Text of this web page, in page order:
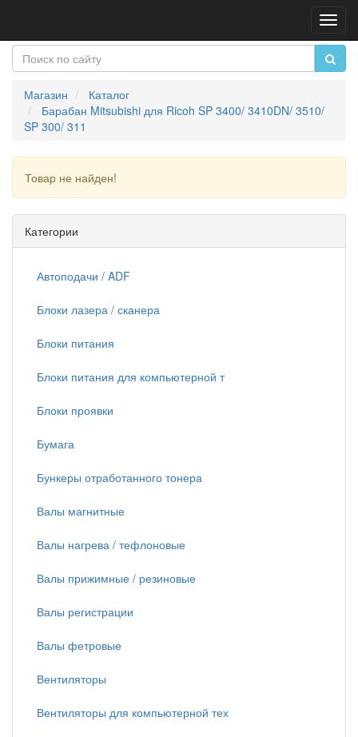
Магазин
Каталог
Барабан Mitsubishi для Ricoh SP 3400/ 3410DN/ 3510/
SP 300/ 311
Товар не найден!
Категории
Автоподачи / ADF
Блоки лазера / сканера
Блоки питания
Блоки питания для компьютерной т
Блоки проявки
Бумага
Бункеры отработанного тонера
Валы магнитные
Валы нагрева / тефлоновые
Валы прижимные / резиновые
Валы регистрации
Валы фетровые
Вентиляторы
Вентиляторы для компьютерной тех